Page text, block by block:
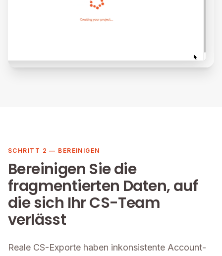
SCHRITT 2 — BEREINIGEN
Bereinigen Sie die
fragmentierten Daten, auf
die sich Ihr CS-Team
verlässt
Reale CS-Exporte haben inkonsistente Account-